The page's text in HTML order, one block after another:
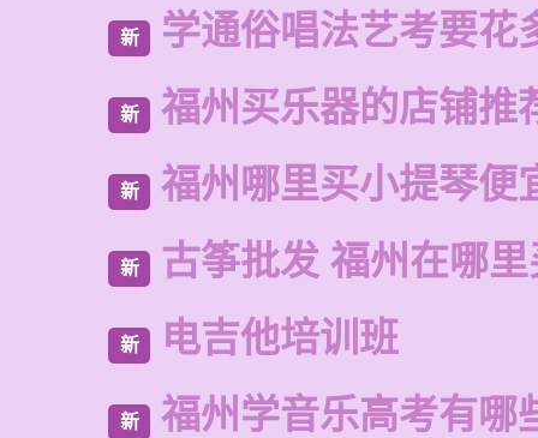
新 学通俗唱法艺考要花
新 福州买乐器的店铺推
新 福州哪里买小提琴便
新 古筝批发 福州在哪
新 电吉他培训班
新 福州学音乐高考有哪